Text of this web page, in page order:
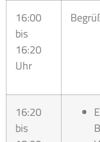
16:00
bis
16:20
Uhr
16:20
bis